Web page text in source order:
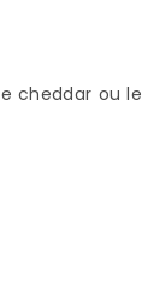
cheddar ou le